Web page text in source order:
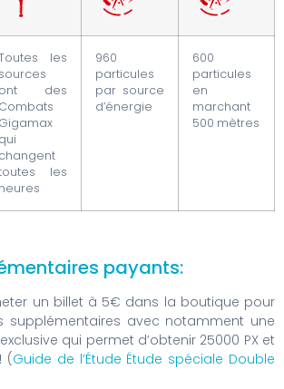
les
sources
ont des
Combats
Gigamax
qui
changent
les
heures
960
particules
par source
d’énergie
600
particules
en
marchant
500 mètres
payants:
un billet à 5€ dans la boutique pour
supplémentaires avec notamment une
qui permet d’obtenir 25000 PX et
(Guide de l’Étude Étude spéciale Double